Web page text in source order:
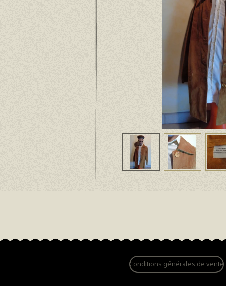
Conditions générales de vente